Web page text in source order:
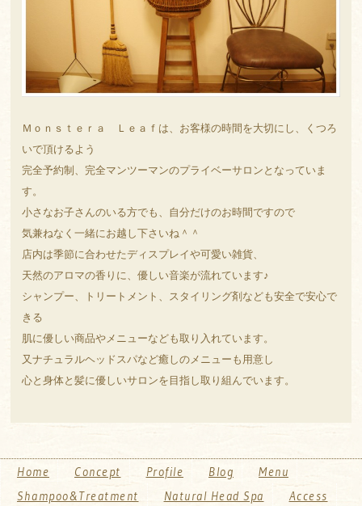
Ｍｏｎｓｔｅｒａ Ｌｅａｆは、お客様の時間を大切にし、くつろ
いで頂けるよう
完全予約制、完全マンツーマンのプライベーサロンとなっていま
す。
小さなお子さんのいる方でも、自分だけのお時間ですので
気兼ねなく一緒にお越し下さいね＾＾
店内は季節に合わせたディスプレイや可愛い雑貨、
天然のアロマの香りに、優しい音楽が流れています♪
シャンプー、トリートメント、スタイリング剤なども安全で安心で
きる
肌に優しい商品やメニューなども取り入れています。
又ナチュラルヘッドスパなど癒しのメニューも用意し
心と身体と髪に優しいサロンを目指し取り組んでいます。
Home Concept Profile Blog
Menu
Shampoo&Treatment
Natural Head Spa Access